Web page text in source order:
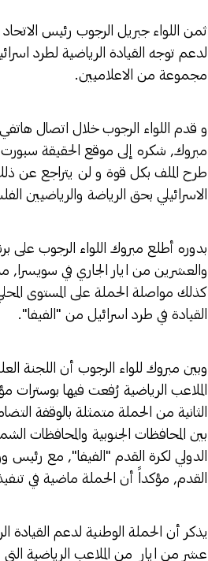
ثمن اللواء جبريل الرجوب رئيس
لدعم توجه القيادة الرياضية لطرد
مجموعة من الاعلاميين.
و قدم اللواء الرجوب خلال اتصال
مبروك, شكره إلى موقع الحقيقة سبورت
طرح الملف بكل قوة و لن يتراجع عن
الاسرائيلي بحق الرياضة والرياضيين
بدوره أطلع مبروك اللواء الرجوب على
والعشرين من ايار الجاري في سويسرا,
كذلك مواصلة الحملة على المستوى
القيادة في طرد اسرائيل من "الفيفا".
وبين مبروك للواء الرجوب أن اللجنة
الملاعب الرياضية رُفعت فيها بوسترات
الثانية من الحملة متمثلة بالوقفة
بين المحافظات الجنوبية والمحافظات
الدولي لكرة القدم "الفيفا", مع رئيس
القدم, مؤكداً أن الحملة ماضية في
يذكر أن الحملة الوطنية لدعم القيادة
عشر من ايار من الملاعب الرياضية